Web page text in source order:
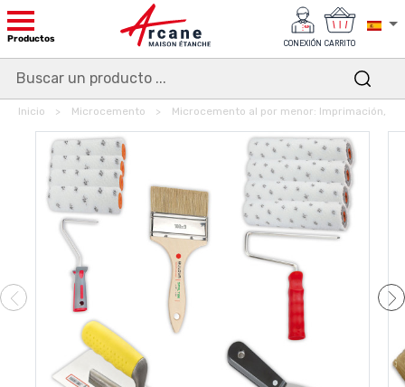
Productos CONEXIÓN CARRITO
Inicio Microcemento Microcemento al por menor: Imprimación,